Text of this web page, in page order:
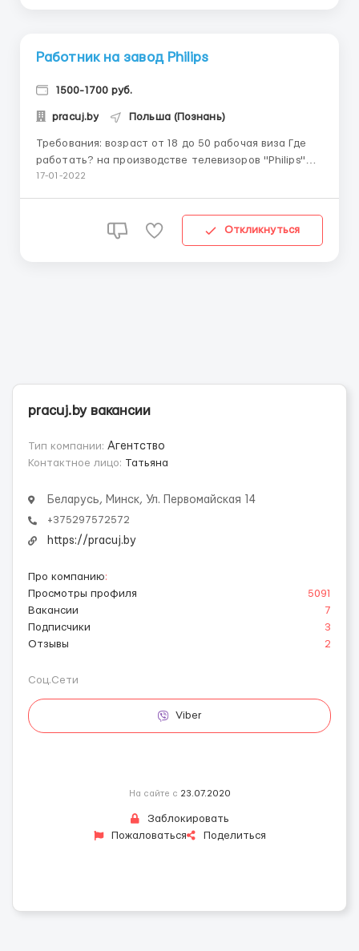
Работник на завод Philips
1500-1700 руб.
pracuj.by Польша (Познань)
Требования: возраст от 18 до 50 рабочая виза Где
работать? на производстве телевизоров "Philips"
Условия работы: мед.страхование рабочая одежда
17-01-2022
Откликнуться
pracuj.by вакансии
Тип компании: Агентство
Контактное лицо: Татьяна
Беларусь, Минск, Ул. Первомайская 14
+375297572572
https://pracuj.by
Про компанию:
Просмотры профиля
5091
Вакансии
7
Подписчики
3
Отзывы
2
Соц.Сети
Viber
На сайте с 23.07.2020
Заблокировать
Пожаловаться
Поделиться